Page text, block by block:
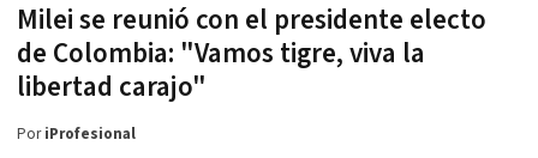
Milei se reunió con el presidente electo
de Colombia: "Vamos tigre, viva la
libertad carajo"
PoriProfesional